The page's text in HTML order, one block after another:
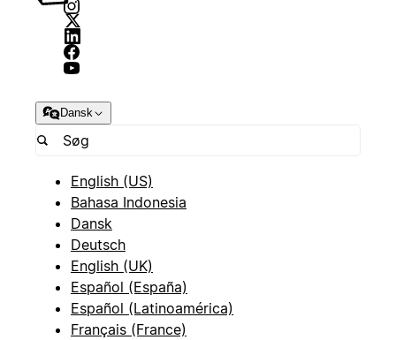
Dansk
English (US)
Bahasa Indonesia
Dansk
Deutsch
English (UK)
Español (España)
Español (Latinoamérica)
Français (France)